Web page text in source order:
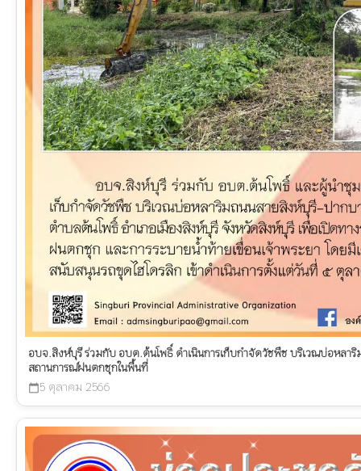
อบจ.สิงห์บุรี ร่วมกับ อบต.ต้นโพธิ์ ดำเนินการเก็บกำจัดวัชพืช บริเวณบ่อหลา
สถานการณ์ฝนตกชุกในพื้นที่
calendar_today5 ตุลาคม 2566